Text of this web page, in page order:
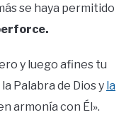
se haya permitido
y luego afines tu
Palabra de Dios y la
armonía con Él».